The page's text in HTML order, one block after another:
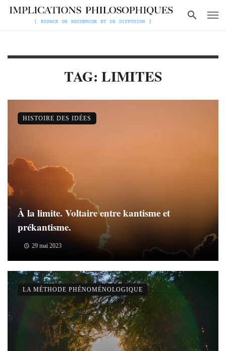
TAG: LIMITES
À la limite. Voltaire entre kantisme et
prékantisme.
29 mai 2023
HISTOIRE DES IDÉES
LA MÉTHODE PHÉNOMÉNOLOGIQUE